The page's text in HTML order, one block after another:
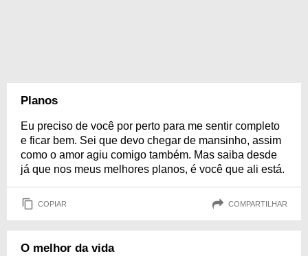
Planos
Eu preciso de você por perto para me sentir completo
e ficar bem. Sei que devo chegar de mansinho, assim
como o amor agiu comigo também. Mas saiba desde
já que nos meus melhores planos, é você que ali está.
COPIAR COMPARTILHAR
O melhor da vida